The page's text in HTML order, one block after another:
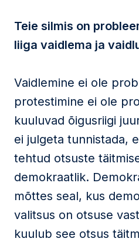
Teie silmis on
liiga vaidlema ja
Vaidlemine ei ole
protestimine ei ole
kuuluvad õigusriigi
ei julgeta tunnistada,
tehtud otsuste
demokraatlik.
mõttes seal, kus
valitsus on otsuse
kuulub see otsus